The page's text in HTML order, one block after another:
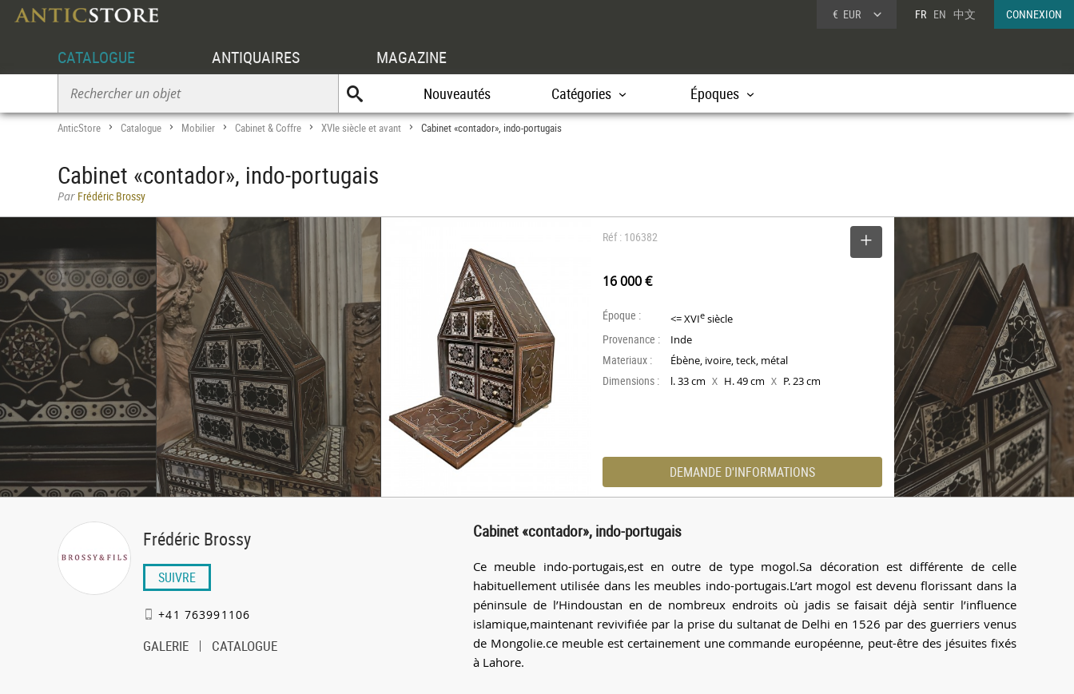
€ EUR FR EN 中文 CONNEXION
CATALOGUE ANTIQUAIRES MAGAZINE
Nouveautés Catégories Époques
AnticStore > Catalogue > Mobilier > Cabinet & Coffre > XVIe siècle et avant > Cabinet «contador», indo-portugais
Cabinet «contador», indo-portugais
Par Frédéric Brossy
Réf : 106382
16 000 €
Époque : <= XVIe siècle
Provenance : Inde
Materiaux : Ébène, ivoire, teck, métal
Dimensions : l. 33 cm X H. 49 cm X P. 23 cm
DEMANDE D'INFORMATIONS
Frédéric Brossy
SUIVRE
+41 763991106
GALERIE CATALOGUE
Cabinet «contador», indo-portugais
Ce meuble indo-portugais,est en outre de type mogol.Sa décoration est différente de celle
habituellement utilisée dans les meubles indo-portugais.L’art mogol est devenu florissant dans la
péninsule de l’Hindoustan en de nombreux endroits où jadis se faisait déjà sentir l’influence
islamique,maintenant revivifiée par la prise du sultanat de Delhi en 1526 par des guerriers venus
de Mongolie.ce meuble est certainement une commande européenne, peut-être des jésuites fixés
à Lahore.